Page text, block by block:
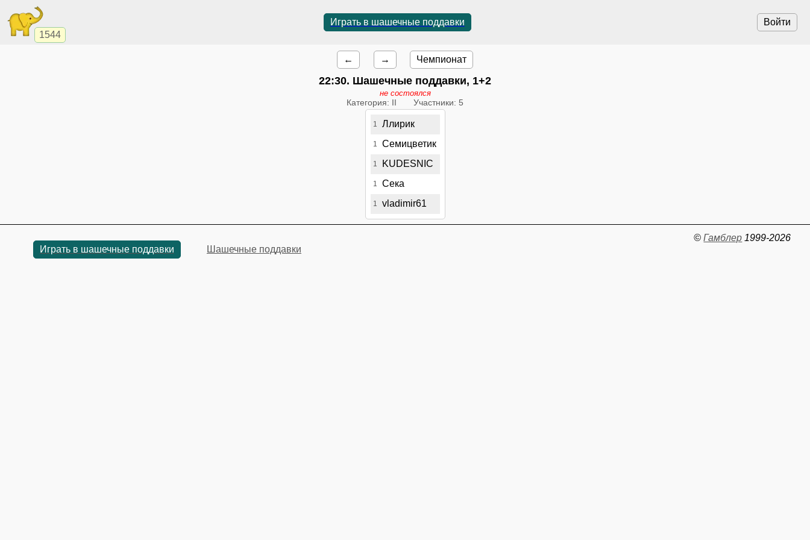
1544
Войти
Играть в шашечные поддавки
← → Чемпионат
22:30. Шашечные поддавки, 1+2
не состоялся
Категория: II Участники: 5
1 Ллирик
1 Семицветик
1 KUDESNIC
1 Сека
1 vladimir61
Играть в шашечные поддавки Шашечные поддавки
©Гамблер 1999-2026